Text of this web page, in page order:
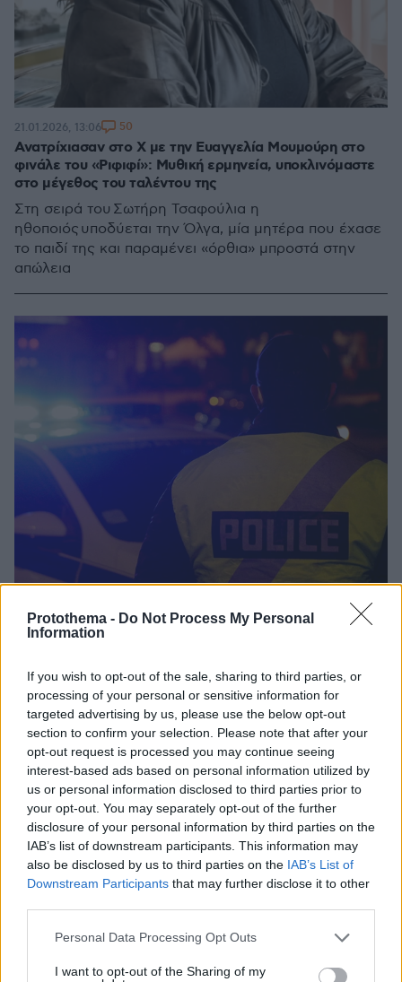
Protothema - Do Not Process My Personal
Information
If you wish to opt-out of the sale, sharing to third parties, or
processing of your personal or sensitive information for
targeted advertising by us, please use the below opt-out
section to confirm your selection. Please note that after your
opt-out request is processed you may continue seeing
interest-based ads based on personal information utilized by
us or personal information disclosed to third parties prior to
your opt-out. You may separately opt-out of the further
disclosure of your personal information by third parties on the
IAB’s list of downstream participants. This information may
also be disclosed by us to third parties on the IAB’s List of
Downstream Participants that may further disclose it to other
Please note that this website/app uses one or more Google
not limited to your visit or usage behaviour. You may click to
Personal Data Processing Opt Outs
I want to opt-out of the Sharing of my
Ανατρίχιασαν στο X με την Ευαγγελία Μουμούρη στο
φινάλε του «Ριφιφί»: Μυθική ερμηνεία, υποκλινόμαστε
στο μέγεθος του ταλέντου της
Στη σειρά του Σωτήρη Τσαφούλια η
ηθοποιός υποδύεται την Όλγα, μία μητέρα που έχασε
το παιδί της και παραμένει «όρθια» μπροστά στην
απώλεια
21.01.2026, 13:06 50
Ριφιφί σε κατάστημα ενδυμάτων στη Βάρη: Ο δράστης
άρπαξε 10 μπουφάν και έγινε καπνός
Ο δράστης μπήκε στα γραφεία εταιρείας, άνοιξε
τρύπα στη γυψοσανίδα και πέρασε στο κατάστημα
ενδυμάτων
20.01.2026, 10:24 3